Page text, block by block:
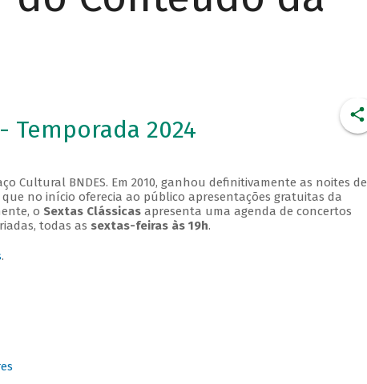
2024
Cultural BNDES. Em 2010, ganhou definitivamente as noites de
que no início oferecia ao público apresentações gratuitas da
o Sextas Clássicasapresenta uma agenda de concertos
todas as sextas-feiras às 19h.
.